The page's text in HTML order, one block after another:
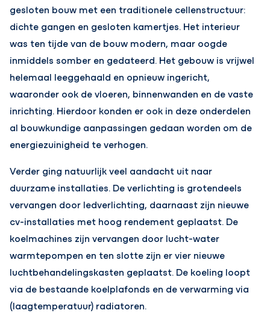
gesloten bouw met een traditionele cellenstructuur:
dichte gangen en gesloten kamertjes. Het interieur
was ten tijde van de bouw modern, maar oogde
inmiddels somber en gedateerd. Het gebouw is vrijwel
helemaal leeggehaald en opnieuw ingericht,
waaronder ook de vloeren, binnenwanden en de vaste
inrichting. Hierdoor konden er ook in deze onderdelen
al bouwkundige aanpassingen gedaan worden om de
energiezuinigheid te verhogen.
Verder ging natuurlijk veel aandacht uit naar
duurzame installaties. De verlichting is grotendeels
vervangen door ledverlichting, daarnaast zijn nieuwe
cv-installaties met hoog rendement geplaatst. De
koelmachines zijn vervangen door lucht-water
warmtepompen en ten slotte zijn er vier nieuwe
luchtbehandelingskasten geplaatst. De koeling loopt
via de bestaande koelplafonds en de verwarming via
(laagtemperatuur) radiatoren.